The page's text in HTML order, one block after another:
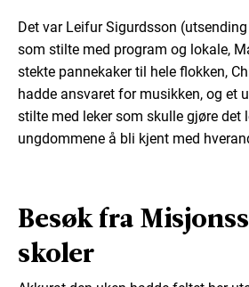
Det var Leifur Sigurdsson
som stilte med program og lokale,
stekte pannekaker til hele flokken,
hadde ansvaret for musikken, og et
stilte med leker som skulle gjøre det
ungdommene å bli kjent med
Besøk fra
skoler